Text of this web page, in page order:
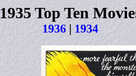
1935 Top Ten
1936|1934